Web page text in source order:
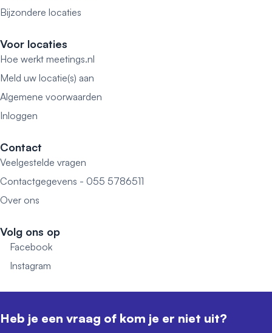
Bijzondere locaties
Voor locaties
Hoe werkt meetings.nl
Meld uw locatie(s) aan
Algemene voorwaarden
Inloggen
Contact
Veelgestelde vragen
Contactgegevens - 055 5786511
Over ons
Volg ons op
Facebook
Instagram
Heb je een vraag of kom je er niet uit?